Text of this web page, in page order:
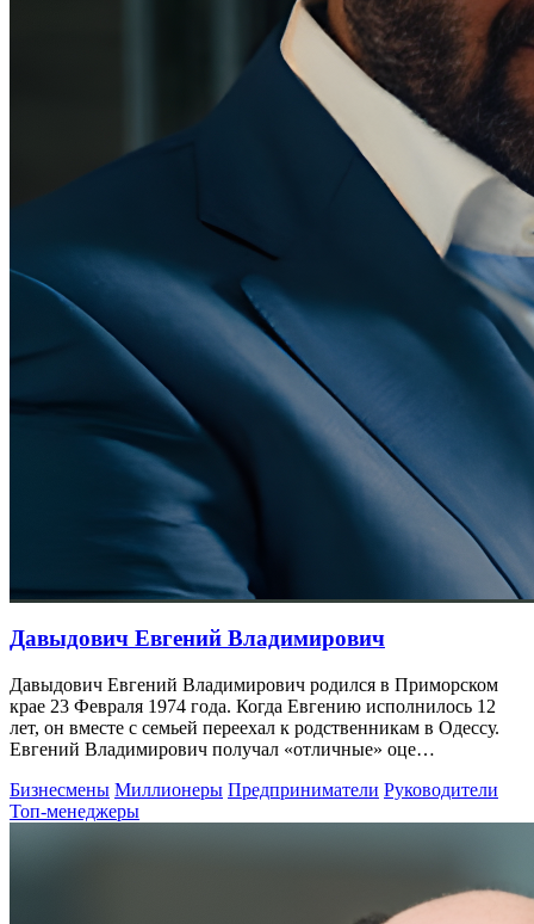
Давыдович Евгений Владимирович
Давыдович Евгений Владимирович родился в Приморском
крае 23 Февраля 1974 года. Когда Евгению исполнилось 12
лет, он вместе с семьей переехал к родственникам в Одессу.
Евгений Владимирович получал «отличные» оце…
Бизнесмены Миллионеры Предприниматели Руководители
Топ-менеджеры